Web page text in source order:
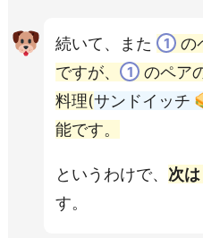
続いて、また 1
の
ですが、 1
のペア
料理(サンドイッチ
能です。
というわけで、 次
す。